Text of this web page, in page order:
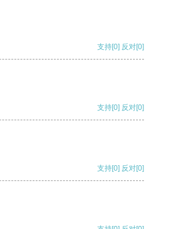
支持[0] 反对[0]
支持[0] 反对[0]
支持[0] 反对[0]